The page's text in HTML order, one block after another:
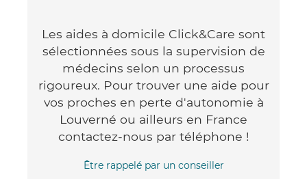
Les aides à domicile Click&Care sont
sélectionnées sous la supervision de
médecins selon un processus
rigoureux. Pour trouver une aide pour
vos proches en perte d'autonomie à
Louverné ou ailleurs en France
contactez-nous par téléphone !
Être rappelé par un conseiller